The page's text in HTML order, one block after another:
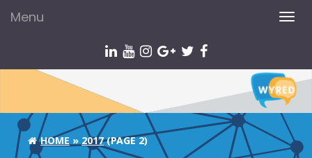
Menu
HOME » 2017(PAGE 2)